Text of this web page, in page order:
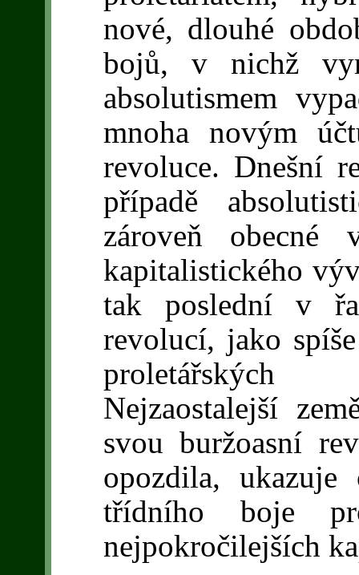
nové, dlouhé
bojů, v nichž
absolutismem
mnoha novým
revoluce. Dnešní
případě
zároveň obecné
kapitalistického
tak poslední v
revolucí, jako
Nejzaostalejší
svou buržoasní
opozdila,
třídního boje
nejpokročilejších